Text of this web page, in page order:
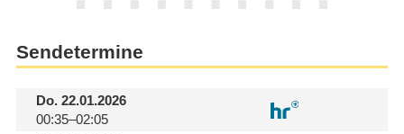
Sendetermine
Do.22.01.2026
00:35–02:05